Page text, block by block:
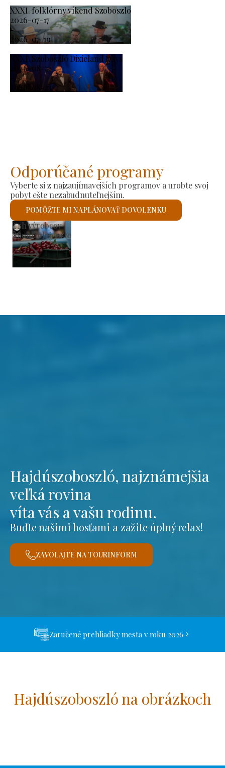
XXXI. folklórny víkend Szoboszlo
2026-07-17
-
2026-07-19
XXXI. Szoboszló Dixieland Days
2026-08-21
-
2026-08-23
Odporúčané programy
Vyberte si z najzaujímavejších programov a urobte svoj
pobyt ešte nezabudnuteľnejším.
POMÔŽTE MI NAPLÁNOVAŤ DOVOLENKU
Rímskokatolícky kostol svätého Lászlóa
Skontrolujem to
Hajdúszoboszló, najznámejšia
veľká rovina
víta vás a vašu rodinu.
Buďte našimi hosťami a zažite úplný relax!
ZAVOLAJTE NA TOURINFORM
Zaručené prehliadky mesta v roku 2026
Hajdúszoboszló na obrázkoch